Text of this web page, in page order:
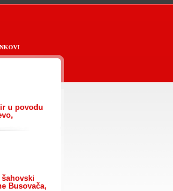
u povodu
šahovski
Busovača,